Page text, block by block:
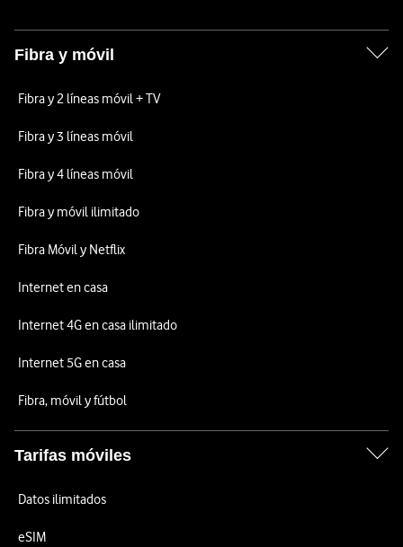
Fibra y móvil
Fibra y 2 líneas móvil + TV
Fibra y 3 líneas móvil
Fibra y 4 líneas móvil
Fibra y móvil ilimitado
Fibra Móvil y Netflix
Internet en casa
Internet 4G en casa ilimitado
Internet 5G en casa
Fibra, móvil y fútbol
Tarifas móviles
Datos ilimitados
eSIM